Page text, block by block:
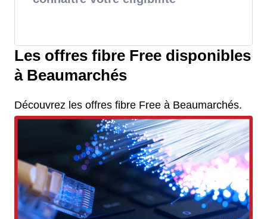
Les offres fibre Free disponibles
à Beaumarchés
Découvrez les offres fibre Free à Beaumarchés.